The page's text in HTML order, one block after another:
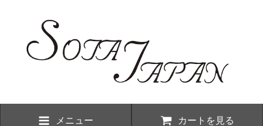
メニュー カートを見る